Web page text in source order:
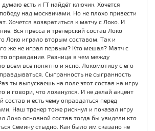
есть и ГТ найдёт ключик. Хочется
над москвичами. Но не плохо привести
Хочется возвратиться к матчу с Локо. И
Вся пресса и тренерский состав Локо
Локо играло вторым составом. Так и
же не играл первым? Кто мешал? Матч с
оправдание. Разница в чем между
всем все понятно и ясно. Локомотиву с его
Сыгранность не сыгранность
ты выпускаешь на поле этот состав на игру
и говори, что лоханулся. И не делай акцент
состав и есть чему оправдаться перед
Наш тренер тоже рискнул и показал игру
Локо основной состав тогда бы увидели кто
Семину стыдно. Как было им сказано не